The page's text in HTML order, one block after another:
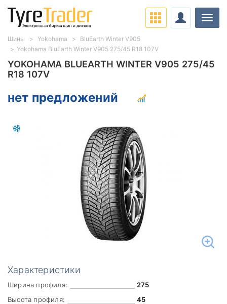
YOKOHAMA BLUEARTH WINTER V905 275/45
R18 107V
нет предложений
Характеристики
Ширина профиля:
275
Высота профиля:
45
Шины Yokohama
BluEarth Winter V905
Yokohama BluEarth Winter V905 275/45 R18 107V